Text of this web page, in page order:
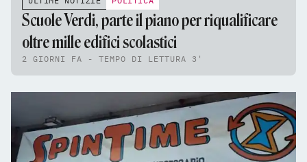
Scuole Verdi, parte il piano per riqualificare
oltre mille edifici scolastici
2 GIORNI FA - TEMPO DI LETTURA 3'